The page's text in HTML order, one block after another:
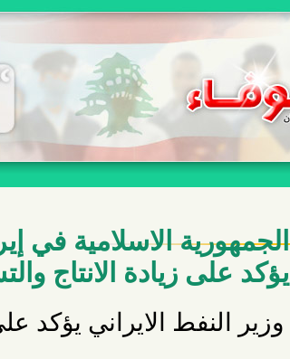
الجمهورية الاسلامية في
يؤكد على زيادة الانتاج
وزير النفط الايراني يؤكد